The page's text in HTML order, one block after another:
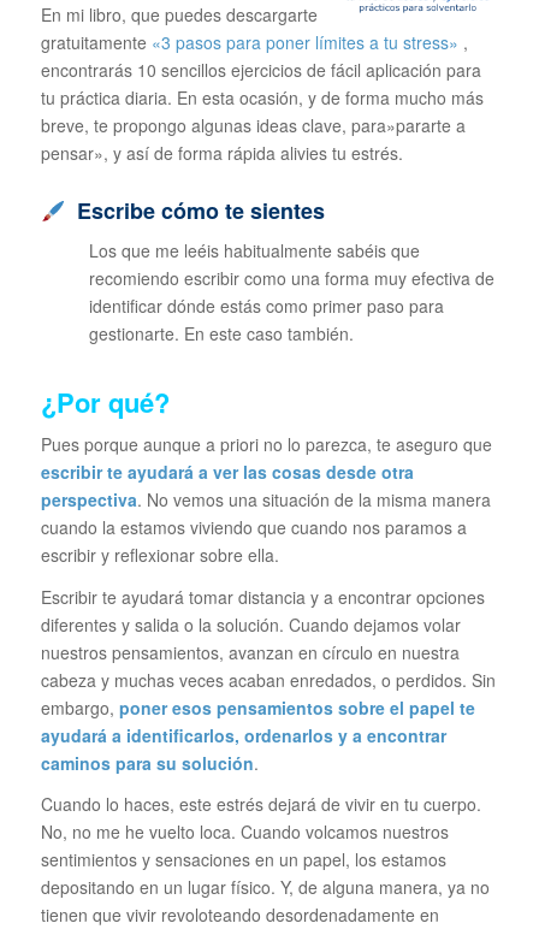
En mi libro, que puedes descargarte
gratuitamente «3 pasos para poner límites a tu stress» ,
encontrarás 10 sencillos ejercicios de fácil aplicación para
tu práctica diaria. En esta ocasión, y de forma mucho más
breve, te propongo algunas ideas clave, para»pararte a
pensar», y así de forma rápida alivies tu estrés.
Escribe cómo te sientes
Los que me leéis habitualmente sabéis que
recomiendo escribir como una forma muy efectiva de
identificar dónde estás como primer paso para
gestionarte. En este caso también.
¿Por qué?
Pues porque aunque a priori no lo parezca, te aseguro que
escribir te ayudará a ver las cosas desde otra
perspectiva. No vemos una situación de la misma manera
cuando la estamos viviendo que cuando nos paramos a
escribir y reflexionar sobre ella.
Escribir te ayudará tomar distancia y a encontrar opciones
diferentes y salida o la solución. Cuando dejamos volar
nuestros pensamientos, avanzan en círculo en nuestra
cabeza y muchas veces acaban enredados, o perdidos. Sin
embargo, poner esos pensamientos sobre el papel te
ayudará a identificarlos, ordenarlos y a encontrar
caminos para su solución.
Cuando lo haces, este estrés dejará de vivir en tu cuerpo.
No, no me he vuelto loca. Cuando volcamos nuestros
sentimientos y sensaciones en un papel, los estamos
depositando en un lugar físico. Y, de alguna manera, ya no
tienen que vivir revoloteando desordenadamente en